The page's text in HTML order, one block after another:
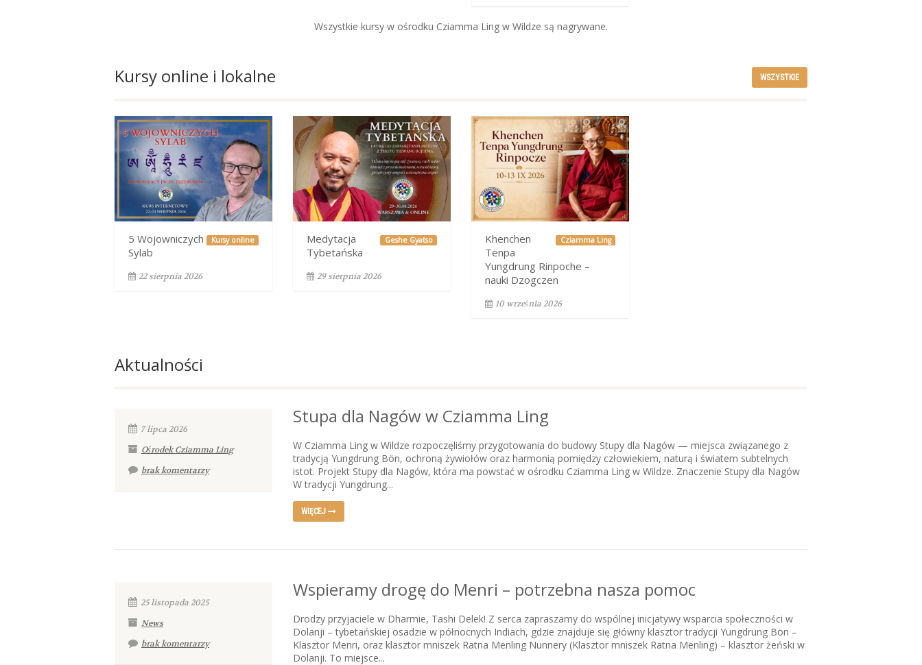
Wszystkie kursy w ośrodku Cziamma Ling w Wildze są nagrywane.
WSZYSTKIE
Kursy online i lokalne
Kursy online
5 Wojowniczych
Sylab
22 sierpnia 2026
Geshe Gyatso
Medytacja
Tybetańska
29 sierpnia 2026
Cziamma Ling
Khenchen
Tenpa
Yungdrung Rinpoche –
nauki Dzogczen
10 września 2026
Aktualności
7 lipca 2026
Ośrodek Cziamma Ling
brak komentarzy
Stupa dla Nagów w Cziamma Ling
W Cziamma Ling w Wildze rozpoczęliśmy przygotowania do budowy Stupy dla Nagów — miejsca związanego z
tradycją Yungdrung Bön, ochroną żywiołów oraz harmonią pomiędzy człowiekiem, naturą i światem subtelnych
istot. Projekt Stupy dla Nagów, która ma powstać w ośrodku Cziamma Ling w Wildze. Znaczenie Stupy dla Nagów
W tradycji Yungdrung...
WIĘCEJ
25 listopada 2025
News
brak komentarzy
Wspieramy drogę do Menri – potrzebna nasza pomoc
Drodzy przyjaciele w Dharmie, Tashi Delek! Z serca zapraszamy do wspólnej inicjatywy wsparcia społeczności w
Dolanji – tybetańskiej osadzie w północnych Indiach, gdzie znajduje się główny klasztor tradycji Yungdrung Bön –
Klasztor Menri, oraz klasztor mniszek Ratna Menling Nunnery (Klasztor mniszek Ratna Menling) – klasztor żeński w
Dolanji. To miejsce...